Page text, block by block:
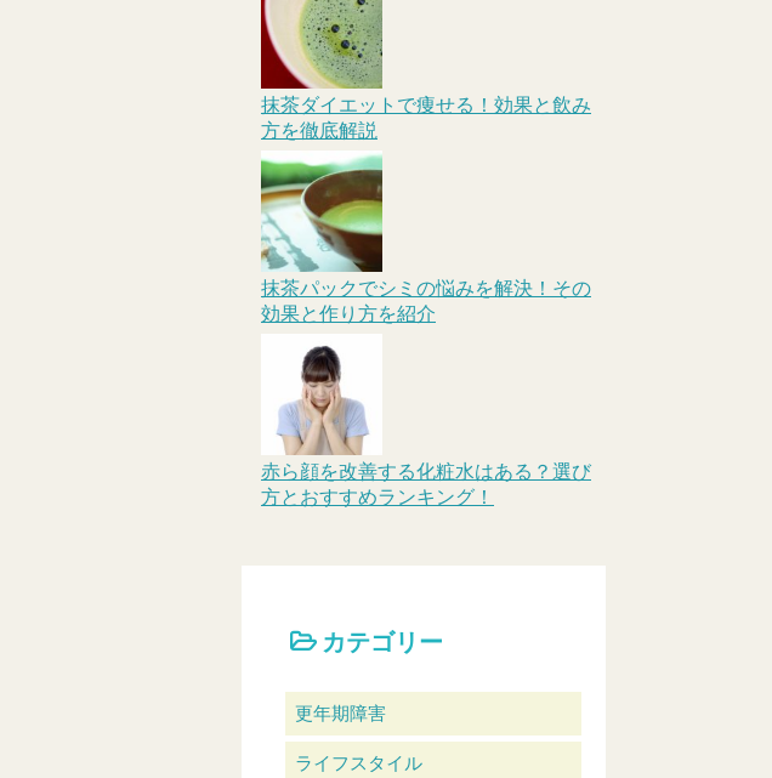
抹茶ダイエットで痩せる！効果と飲み
方を徹底解説
抹茶パックでシミの悩みを解決！その
効果と作り方を紹介
赤ら顔を改善する化粧水はある？選び
方とおすすめランキング！
カテゴリー
更年期障害
ライフスタイル